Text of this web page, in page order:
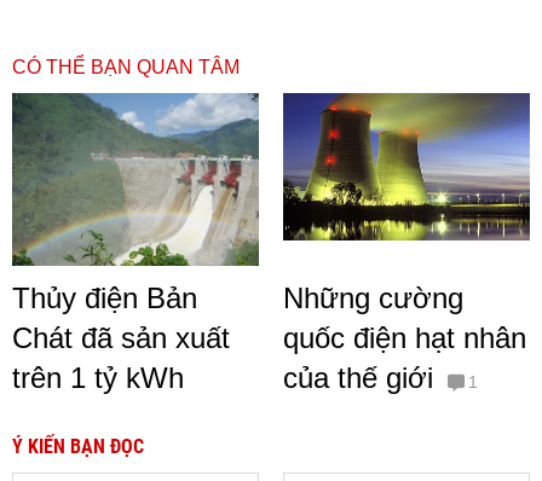
CÓ THỂ BẠN QUAN TÂM
Thủy điện Bản
Chát đã sản xuất
trên 1 tỷ kWh
Những cường
quốc điện hạt nhân
của thế giới
1
Ý KIẾN BẠN ĐỌC